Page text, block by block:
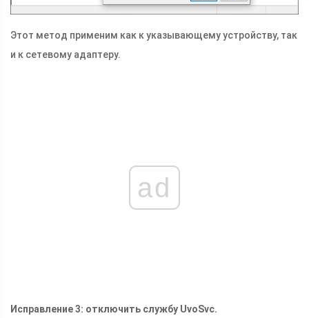
Этот метод применим как к указывающему устройству, так
и к сетевому адаптеру.
ad
Исправление 3: отключить службу UvoSvc.